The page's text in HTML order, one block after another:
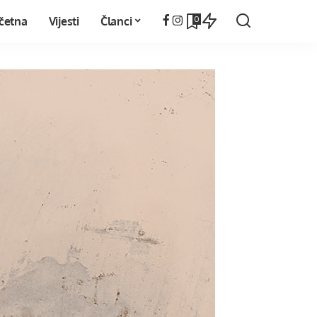
Vijesti Članci 0